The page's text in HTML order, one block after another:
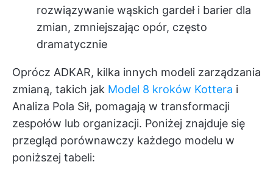
rozwiązywanie wąskich gardeł i barier dla
zmian, zmniejszając opór, często
dramatycznie
Oprócz ADKAR, kilka innych modeli zarządzania
zmianą, takich jak Model 8 kroków Kottera i
Analiza Pola Sił, pomagają w transformacji
zespołów lub organizacji. Poniżej znajduje się
przegląd porównawczy każdego modelu w
poniższej tabeli: